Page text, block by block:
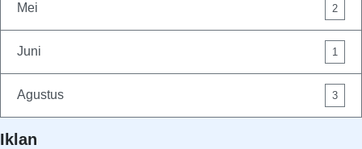
Mei 2
Juni 1
Agustus 3
Iklan